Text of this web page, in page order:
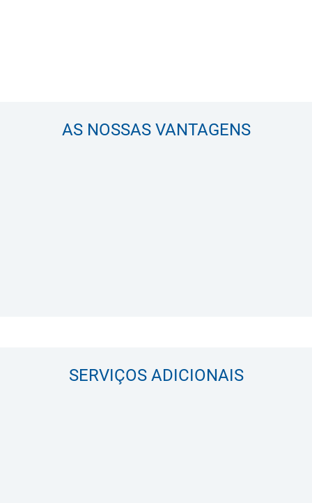
AS NOSSAS VANTAGENS
SERVIÇOS ADICIONAIS